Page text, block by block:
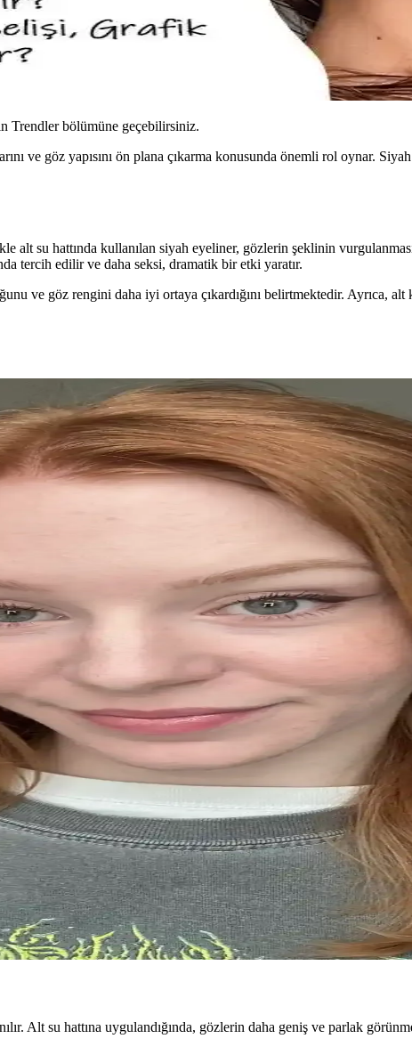
Trendler bölümüne geçebilirsiniz.
ve göz yapısını ön plana çıkarma konusunda önemli rol oynar.
alt su hattında kullanılan siyah eyeliner, gözlerin şeklinin
tercih edilir ve daha seksi, dramatik bir etki yaratır.
ve göz rengini daha iyi ortaya çıkardığını belirtmektedir. Ayrıca,
Rolü
yöneliyor. Jel ve kalem eyelinerlar, kahverengi tonlar ve göz farı
Önleme Yöntemleri
ürün seçimi, uygun teknikler ve göz çevresi hazırlığı önemlidir. Kişisel
ve sahte kirpiklerle gözlerin daha büyük görünmesini sağlar. Gyaru
Rehberi
tonları önerilir. Eyeliner ve aksesuar uyumu, makyajın
Etki Analizi
çekicilik ve derinlik sağlarken, beyaz eyeliner gözleri büyütür ve taze
ve Uygulama Teknikleri
Nötr tonlu farlar ve doğal dudak makyajı ile desteklenen bu teknikler,
İpuçları
ve doğru tekniklerle etkileyici ve kalıcı bir görünüm
Önerileri
profesyonel görünümü destekler. Doğru ürün seçimi ve
Alt su hattına uygulandığında, gözlerin daha geniş ve parlak